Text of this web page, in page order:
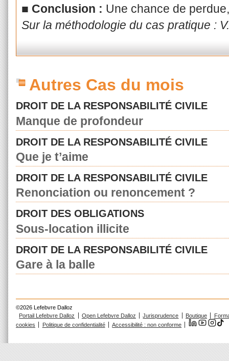
■ Conclusion : Une chance de
Sur la méthodologie du cas pratique :
Autres Cas du mois
DROIT DE LA RESPONSABILITÉ CIVILE
Manque de profondeur
DROIT DE LA RESPONSABILITÉ CIVILE
Que je t’aime
DROIT DE LA RESPONSABILITÉ CIVILE
Renonciation ou renoncement ?
DROIT DES OBLIGATIONS
Sous-location illicite
DROIT DE LA RESPONSABILITÉ CIVILE
Gare à la balle
©2026 Lefebvre Dalloz
Portail Lefebvre Dalloz
Open Lefebvre Dalloz Jurisprudence Boutique
cookies
Politique de confidentialité Accessibilité : non conforme